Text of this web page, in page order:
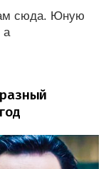
сюда. Юную
а